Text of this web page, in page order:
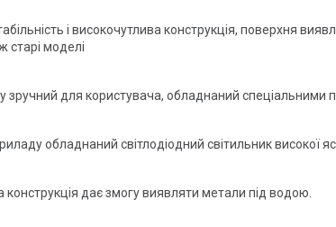
і високочутлива конструкція, поверхня
старі моделі
зручний для користувача, обладнаний спеціальними
обладнаний світлодіодний світильник високої
дає змогу виявляти метали під водою.